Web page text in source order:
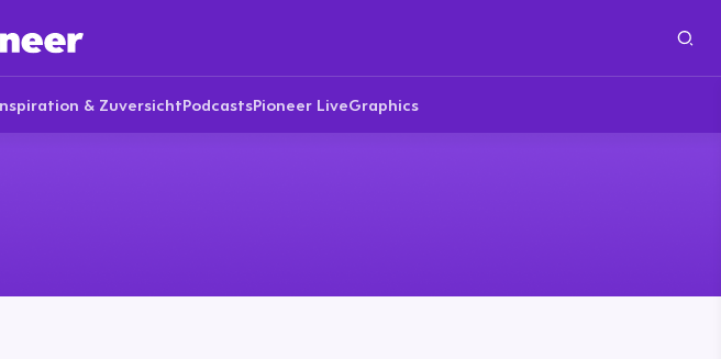
& ZuversichtPodcastsPioneer LiveGraphics